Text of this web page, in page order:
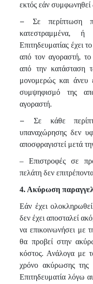
εκτός εάν συμφωνηθεί
–Σε περίπτωση
Επιτηδευματίας έχει
από τον αγοραστή, το
από την κατάσταση
μονομερώς και άνευ
συμψηφισμό της
αγοραστή.
– Σε κάθε
υπαναχώρησης δεν
αποσφραγιστεί μετά
– Επιστροφές σε
πελάτη δεν
4. Ακύρωση
Εάν έχει
δεν έχει αποσταλεί
να επικοινωνήσει με
θα προβεί στην
κόστος. Ανάλογα με
χρόνο ακύρωσης της
Επιτηδευματία λόγω